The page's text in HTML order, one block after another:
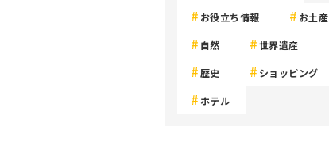
お役立ち情報 お土産
自然 世界遺産
歴史 ショッピング
ホテル